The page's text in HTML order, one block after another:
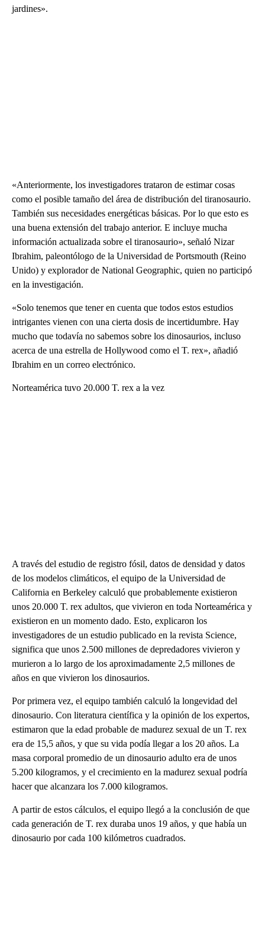
jardines».
«Anteriormente, los investigadores trataron de estimar cosas
como el posible tamaño del área de distribución del tiranosaurio.
También sus necesidades energéticas básicas. Por lo que esto es
una buena extensión del trabajo anterior. E incluye mucha
información actualizada sobre el tiranosaurio», señaló Nizar
Ibrahim, paleontólogo de la Universidad de Portsmouth (Reino
Unido) y explorador de National Geographic, quien no participó
en la investigación.
«Solo tenemos que tener en cuenta que todos estos estudios
intrigantes vienen con una cierta dosis de incertidumbre. Hay
mucho que todavía no sabemos sobre los dinosaurios, incluso
acerca de una estrella de Hollywood como el T. rex», añadió
Ibrahim en un correo electrónico.
Norteamérica tuvo 20.000 T. rex a la vez
A través del estudio de registro fósil, datos de densidad y datos
de los modelos climáticos, el equipo de la Universidad de
California en Berkeley calculó que probablemente existieron
unos 20.000 T. rex adultos, que vivieron en toda Norteamérica y
existieron en un momento dado. Esto, explicaron los
investigadores de un estudio publicado en la revista Science,
significa que unos 2.500 millones de depredadores vivieron y
murieron a lo largo de los aproximadamente 2,5 millones de
años en que vivieron los dinosaurios.
Por primera vez, el equipo también calculó la longevidad del
dinosaurio. Con literatura científica y la opinión de los expertos,
estimaron que la edad probable de madurez sexual de un T. rex
era de 15,5 años, y que su vida podía llegar a los 20 años. La
masa corporal promedio de un dinosaurio adulto era de unos
5.200 kilogramos, y el crecimiento en la madurez sexual podría
hacer que alcanzara los 7.000 kilogramos.
A partir de estos cálculos, el equipo llegó a la conclusión de que
cada generación de T. rex duraba unos 19 años, y que había un
dinosaurio por cada 100 kilómetros cuadrados.